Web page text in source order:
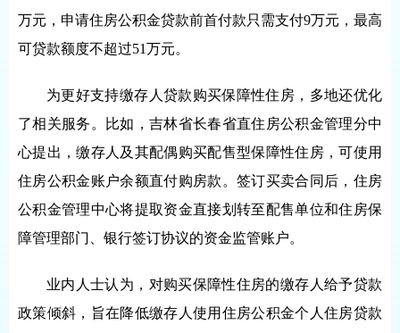
万元，申请住房公积金贷款前首付款只需支付9万元，最高
可贷款额度不超过51万元。
为更好支持缴存人贷款购买保障性住房，多地还优化
了相关服务。比如，吉林省长春省直住房公积金管理分中
心提出，缴存人及其配偶购买配售型保障性住房，可使用
住房公积金账户余额直付购房款。签订买卖合同后，住房
公积金管理中心将提取资金直接划转至配售单位和住房保
障管理部门、银行签订协议的资金监管账户。
业内人士认为，对购买保障性住房的缴存人给予贷款
政策倾斜，旨在降低缴存人使用住房公积金个人住房贷款